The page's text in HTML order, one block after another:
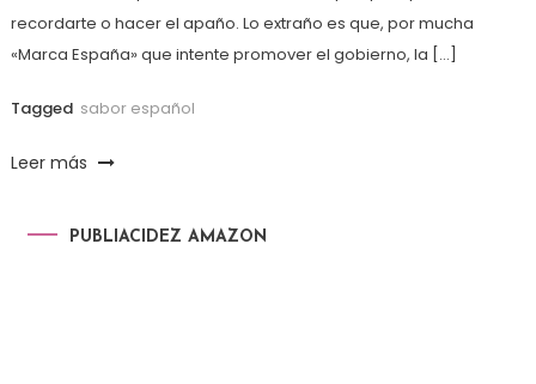
recordarte o hacer el apaño. Lo extraño es que, por mucha
«Marca España» que intente promover el gobierno, la […]
Tagged sabor español
Leer más
PUBLIACIDEZ AMAZON